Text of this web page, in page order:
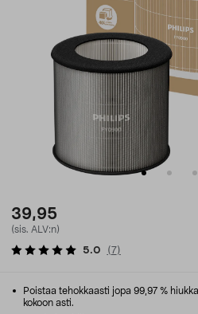
39,95
(sis. ALV:n)
5.0 (7)
Poistaa tehokkaasti jopa 99,97 %
kokoon asti.